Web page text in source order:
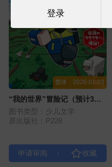
繁体：2026-01-23
“我的世界”冒险记（预计3
册）
图书类型：少儿文学
原出版社：P228
登录